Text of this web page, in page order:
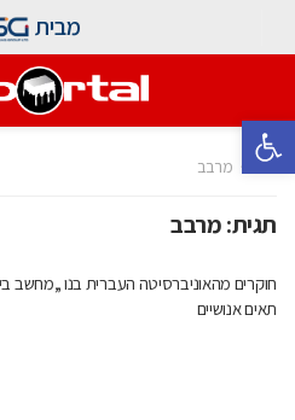
פתח סרגל נגישות
מבית
בית מרבב
תגית:מרבב
חוקרים מהאוניברסיטה העברית בנו „מחשב
תאים אנושיים